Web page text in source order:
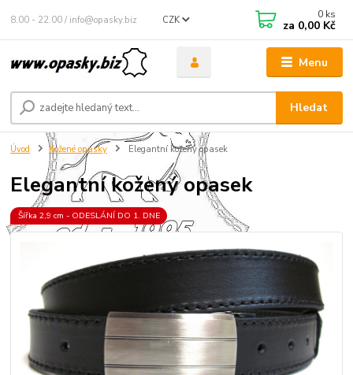
Menu
CZK
Hledat
8.00 - 22.00 / info@opasky.biz 0 ks
za 0,00 Kč
Úvod Kožené opasky Elegantní kožený opasek
Elegantní kožený opasek
Šířka 2,9 cm - ODESLÁNÍ DO 1. DNE